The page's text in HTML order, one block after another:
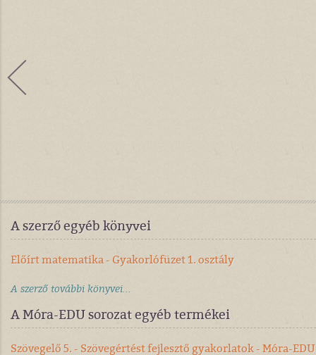
A szerző egyéb könyvei
Előírt matematika - Gyakorlófüzet 1. osztály
A szerző további könyvei...
A Móra-EDU sorozat egyéb termékei
Szövegelő 5. - Szövegértést fejlesztő gyakorlatok - Móra-EDU